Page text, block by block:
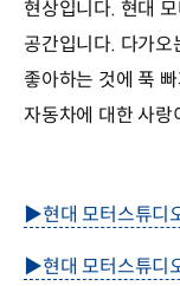
현상입니다. 현대
공간입니다. 다가
좋아하는 것에 푹
자동차에 대한 사랑
▶현대 모터스튜디
▶현대 모터스튜디